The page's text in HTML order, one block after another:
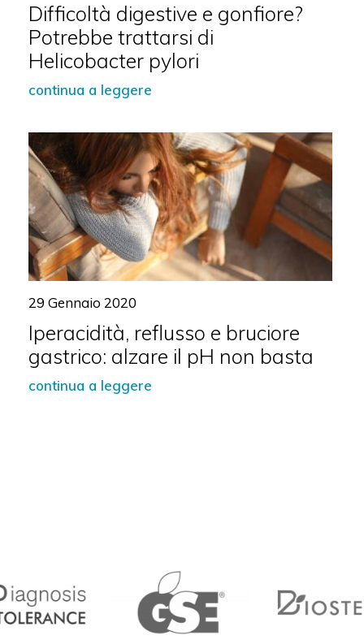
Difficoltà digestive e gonfiore?
Potrebbe trattarsi di
Helicobacter pylori
continua a leggere
29 Gennaio 2020
Iperacidità, reflusso e bruciore
gastrico: alzare il pH non basta
continua a leggere